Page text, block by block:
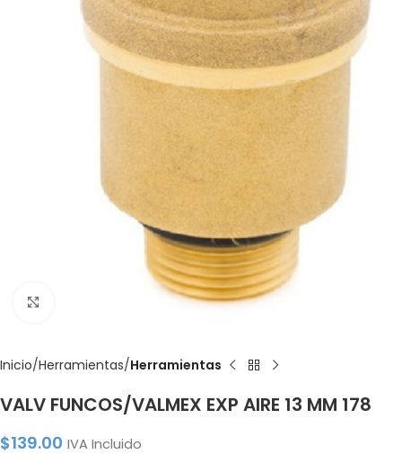
Inicio Herramientas Herramientas
VALV FUNCOS/VALMEX EXP AIRE 13 MM 178
$139.00 IVA Incluido